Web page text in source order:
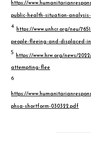
https://
public-health-situation-
4
https://www.unhcr.org/neu/
people-fleeing-and-displaced-
5
https://www.hrw.org/news/
attempting-flee
6
https://
phsa-shortform-030322.pdf